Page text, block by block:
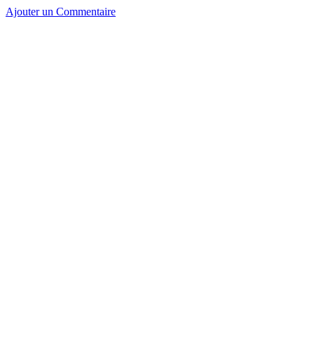
Ajouter un Commentaire